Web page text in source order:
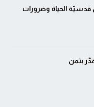
قدسيّة الحياة وضرورات
بثمن